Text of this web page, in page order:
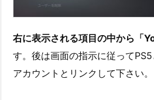
右に表示される項目の中から「
す。後は画面の指示に従って
アカウントとリンクして下さい。